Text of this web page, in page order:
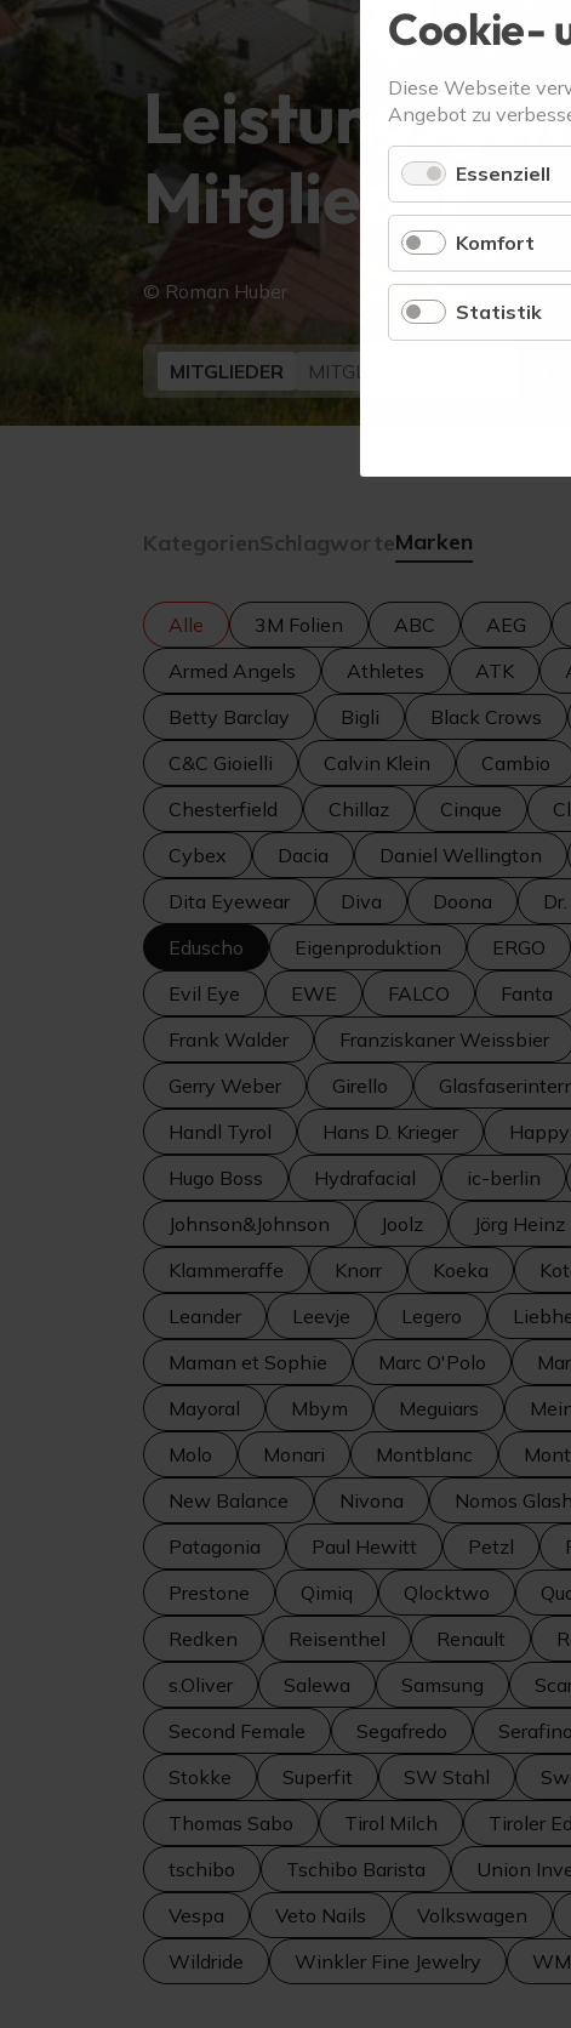
Mitglieder
© Roman Huber
MITGLIEDER MITGLIED WERDEN
KategorienSchlagworteMarken
Alle 3M Folien ABC AEG
Armed Angels
Athletes ATK
Betty Barclay
Bigli Black Crows
C&C Gioielli
Calvin Klein Cambio
Chesterfield
Chillaz Cinque
Cybex
Dacia Daniel Wellington
Dita Eyewear
Diva Doona
Eduscho
Eigenproduktion ERGO
Evil Eye
EWE FALCO Fanta
Frank Walder
Franziskaner Weissbier
Gerry Weber
Girello
Handl Tyrol
Hans D. Krieger
Hugo Boss
Hydrafacial ic-berlin
Johnson&Johnson
Joolz Jörg Heinz
Klammeraffe
Knorr Koeka
Leander
Leevje Legero
Maman et Sophie
Marc O'Polo
Mayoral
Mbym Meguiars
Molo
Monari Montblanc
New Balance
Nivona Nomos
Patagonia
Paul Hewitt Petzl
Prestone
Qimiq Qlocktwo
Redken
Reisenthel Renault
s.Oliver
Salewa Samsung
Second Female
Segafredo
Stokke
Superfit SW Stahl
Thomas Sabo
Tirol Milch Tiroler
tschibo
Tschibo Barista Union
Vespa
Veto Nails Volkswagen
Wildride
Winkler Fine Jewelry
Cookie-
Diese Webseite
Angebot zu
Essenziell
Komfort
Statistik